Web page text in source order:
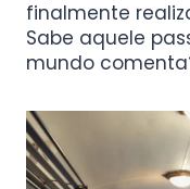
finalmente
Sabe aquele
mundo